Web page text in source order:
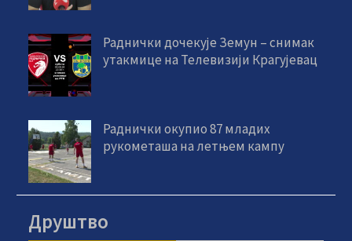
Раднички дочекује Земун – снимак
утакмице на Телевизији Крагујевац
Раднички окупио 87 младих
рукометаша на летњем кампу
Друштво